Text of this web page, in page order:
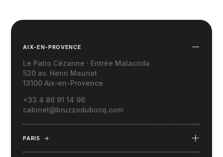
AIX-EN-PROVENCE
Le Patio Cézanne · Entrée Malacrida
520 av. Henri Mauriat
13100 Aix-en-Provence
+33 4 86 91 14 96
cabinet@bruzzodubucq.com
PARIS →